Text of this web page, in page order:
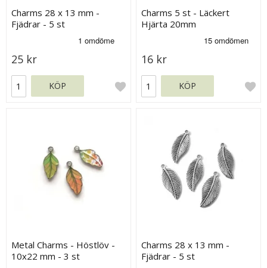
Charms 28 x 13 mm -
Fjädrar - 5 st
25 kr
KÖP
Charms 5 st - Läckert
Hjärta 20mm
16 kr
KÖP
Metal Charms - Höstlöv -
10x22 mm - 3 st
Charms 28 x 13 mm -
Fjädrar - 5 st